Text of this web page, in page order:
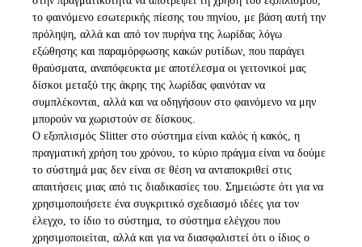
το φαινόμενο εσωτερικής πίεσης του πηνίου, με βάση αυτή την
πρόληψη, αλλά και από τον πυρήνα της λωρίδας λόγω
εξώθησης και παραμόρφωσης κακών ρυτίδων, που παράγει
θραύσματα, αναπόφευκτα με αποτέλεσμα οι γειτονικοί μας
δίσκοι μεταξύ της άκρης της λωρίδας φαινόταν να
συμπλέκονται, αλλά και να οδηγήσουν στο φαινόμενο να μην
μπορούν να χωριστούν σε δίσκους.
Ο εξοπλισμός Slitter στο σύστημα είναι καλός ή κακός, η
πραγματική χρήση του χρόνου, το κύριο πράγμα είναι να δούμε
το σύστημά μας δεν είναι σε θέση να ανταποκριθεί στις
απαιτήσεις μιας από τις διαδικασίες του. Σημειώστε ότι για να
χρησιμοποιήσετε ένα συγκριτικό σχεδιασμό ιδέες για τον
έλεγχο, το ίδιο το σύστημα, το σύστημα ελέγχου που
χρησιμοποιείται, αλλά και για να διασφαλιστεί ότι ο ίδιος ο